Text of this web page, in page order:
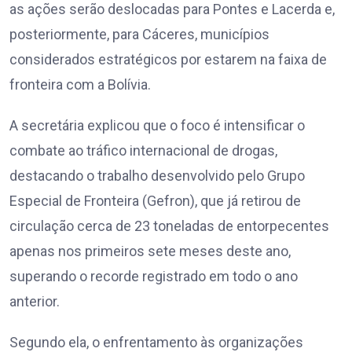
as ações serão deslocadas para Pontes e Lacerda e,
posteriormente, para Cáceres, municípios
considerados estratégicos por estarem na faixa de
fronteira com a Bolívia.
A secretária explicou que o foco é intensificar o
combate ao tráfico internacional de drogas,
destacando o trabalho desenvolvido pelo Grupo
Especial de Fronteira (Gefron), que já retirou de
circulação cerca de 23 toneladas de entorpecentes
apenas nos primeiros sete meses deste ano,
superando o recorde registrado em todo o ano
anterior.
Segundo ela, o enfrentamento às organizações